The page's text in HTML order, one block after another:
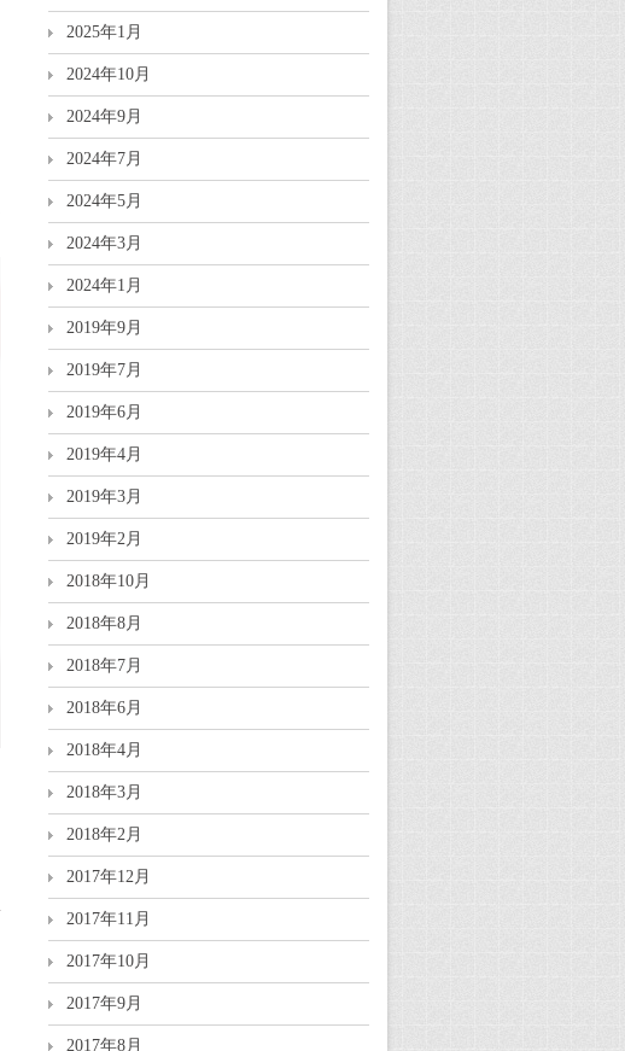
2025年1月
2024年10月
2024年9月
2024年7月
2024年5月
2024年3月
2024年1月
2019年9月
2019年7月
2019年6月
2019年4月
2019年3月
2019年2月
2018年10月
2018年8月
2018年7月
2018年6月
2018年4月
2018年3月
2018年2月
2017年12月
2017年11月
2017年10月
2017年9月
2017年8月